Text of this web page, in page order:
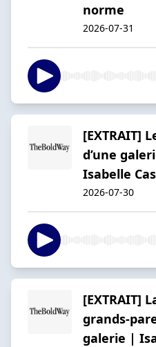
norme
2026-07-31
[EXTRAIT]
d’une
Isabelle
2026-07-30
[EXTRAIT]
grands-
galerie |